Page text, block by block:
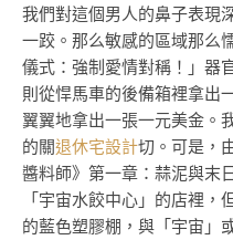
我們對這個男人的鼻子表現
一跤。那么敏感的區域那么
儀式：強制愛情對稱！」器
則從悍馬車的後備箱裡拿出
翼翼地拿出一張一元美金。
的關退休宅設計切。可是，
醬料師》第一章：蒜泥與末
「宇宙水餃中心」的店裡
的藍色塑膠棚，與「宇宙」